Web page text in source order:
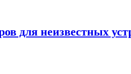
для неизвестных